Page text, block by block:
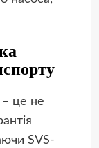
– це не
SVS-